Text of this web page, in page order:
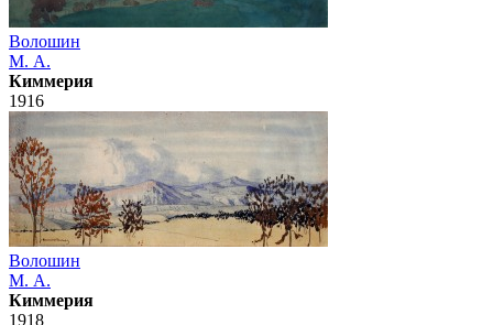
Волошин
М. А.
Киммерия
1916
Волошин
М. А.
Киммерия
1918